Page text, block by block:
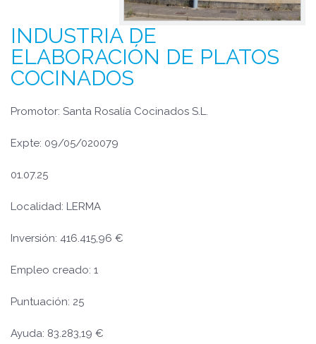
INDUSTRIA DE
ELABORACIÓN DE PLATOS
COCINADOS
Promotor: Santa Rosalía Cocinados S.L.
Expte: 09/05/020079
01.07.25
Localidad: LERMA
Inversión: 416.415,96 €
Empleo creado: 1
Puntuación: 25
Ayuda: 83.283,19 €